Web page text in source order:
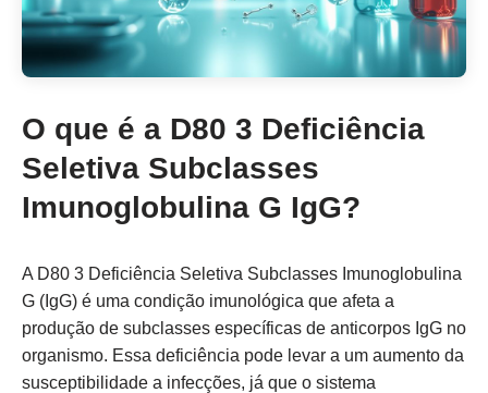
O que é a D80 3 Deficiência
Seletiva Subclasses
Imunoglobulina G IgG?
A D80 3 Deficiência Seletiva Subclasses Imunoglobulina
G (IgG) é uma condição imunológica que afeta a
produção de subclasses específicas de anticorpos IgG no
organismo. Essa deficiência pode levar a um aumento da
susceptibilidade a infecções, já que o sistema